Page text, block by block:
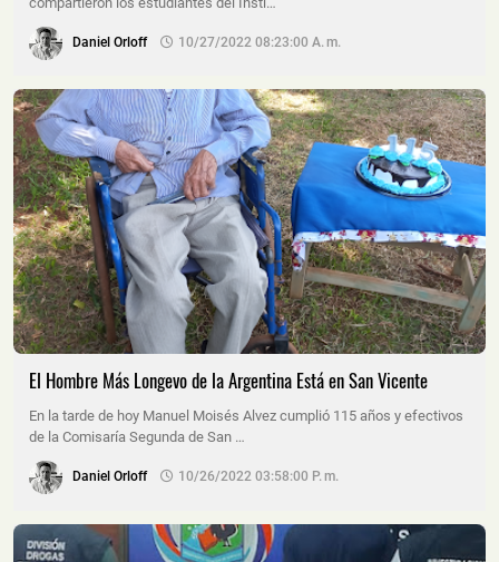
Daniel Orloff 10/27/2022 08:23:00 A. M.
El Hombre Más Longevo de la Argentina Está en San Vicente
En la tarde de hoy Manuel Moisés Alvez cumplió 115 años y efectivos
de la Comisaría Segunda de San …
Daniel Orloff 10/26/2022 03:58:00 P. M.